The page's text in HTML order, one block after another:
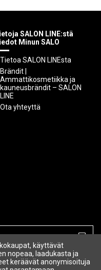
SALON LINE:stä
Minun SALO
Tietoa SALON LINEsta
Brändit |
Ammattikosmetiikka ja
kauneusbrändit – SALON
LINE
Ota yhteyttä
käyttävät
nopeaa, laadukasta ja
keräävät anonymisoituja